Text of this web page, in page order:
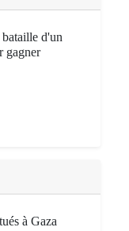
d'un
gagner
à Gaza